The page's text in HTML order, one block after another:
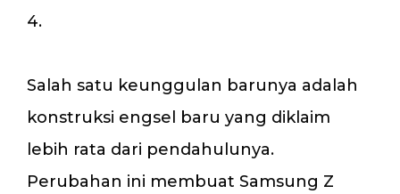
4.
Salah satu keunggulan barunya adalah
konstruksi engsel baru yang diklaim
lebih rata dari pendahulunya.
Perubahan ini membuat Samsung Z